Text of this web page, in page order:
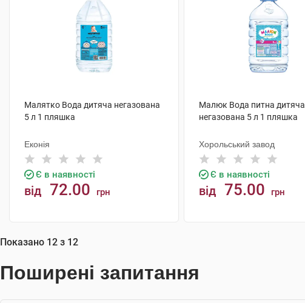
Малятко Вода дитяча негазована
5 л 1 пляшка
Еконія
Є в наявності
від 72.00 грн
Малюк Вода питна дитяча
негазована 5 л 1 пляшка
Хорольський завод
Є в наявності
від 75.00 грн
Показано 12 з 12
Поширені запитання